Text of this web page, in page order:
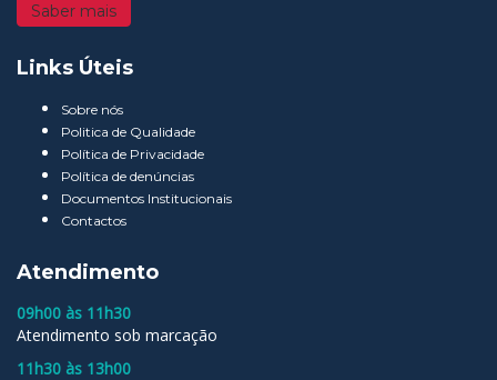
Saber mais
Links Úteis
Sobre nós
Politica de Qualidade
Política de Privacidade
Política de denúncias
Documentos Institucionais
Contactos
Atendimento
09h00 às 11h30
Atendimento sob marcação
11h30 às 13h00